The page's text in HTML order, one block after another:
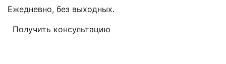
Ежедневно, без выходных.
Получить консультацию